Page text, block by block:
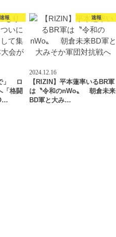
速報
」 ロ
「格闘
速報
2024.12.16
【RIZIN】平本蓮率いるBR軍
は〝令和のnWo〟 朝倉未来
BD軍と大み…